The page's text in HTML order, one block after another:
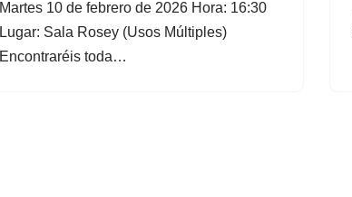
Martes 10 de febrero de 2026 Hora: 16:30
Lugar: Sala Rosey (Usos Múltiples)
Encontraréis toda…